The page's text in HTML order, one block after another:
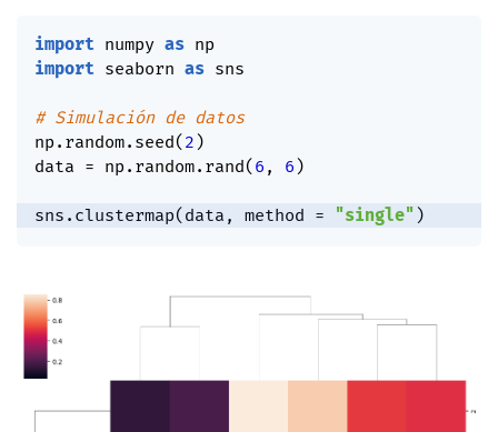
import numpy as
import seaborn as sns
# Simulación de datos
np . random. seed( 2 )
data = np . random. rand( 6 , 6 )
sns . clustermap( data , method = "single" )